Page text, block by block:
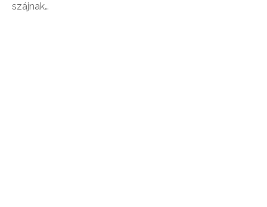
szájnak…